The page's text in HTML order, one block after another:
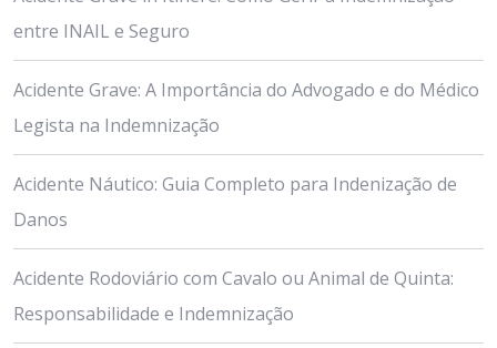
entre INAIL e Seguro
Acidente Grave: A Importância do Advogado e do Médico
Legista na Indemnização
Acidente Náutico: Guia Completo para Indenização de
Danos
Acidente Rodoviário com Cavalo ou Animal de Quinta:
Responsabilidade e Indemnização